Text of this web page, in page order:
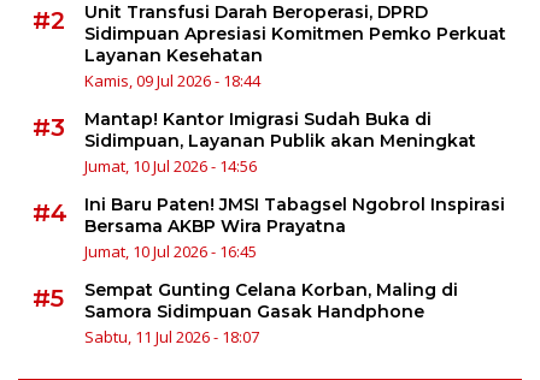
#2
Unit Transfusi Darah Beroperasi, DPRD
Sidimpuan Apresiasi Komitmen Pemko Perkuat
Layanan Kesehatan
Kamis, 09 Jul 2026 - 18:44
#3
Mantap! Kantor Imigrasi Sudah Buka di
Sidimpuan, Layanan Publik akan Meningkat
Jumat, 10 Jul 2026 - 14:56
#4
Ini Baru Paten! JMSI Tabagsel Ngobrol Inspirasi
Bersama AKBP Wira Prayatna
Jumat, 10 Jul 2026 - 16:45
#5
Sempat Gunting Celana Korban, Maling di
Samora Sidimpuan Gasak Handphone
Sabtu, 11 Jul 2026 - 18:07